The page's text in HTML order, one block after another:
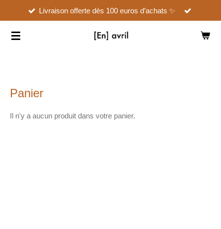
contenu
Livraison offerte dès 100 euros d’achats ✨
Panier
Il n'y a aucun produit dans votre panier.